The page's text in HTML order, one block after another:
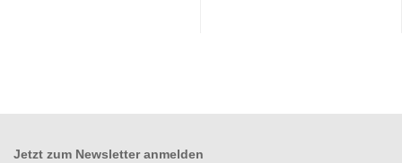
Jetzt zum Newsletter anmelden